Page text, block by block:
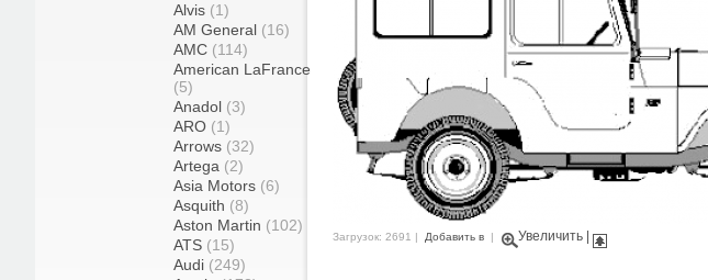
Alvis (1)
AM General (16)
AMC (114)
American LaFrance
(5)
Anadol (3)
ARO (1)
Arrows (32)
Artega (2)
Asia Motors (6)
Asquith (8)
Aston Martin (102)
ATS (15)
Audi (249)
Загрузок: 2691 | Добавить в | Увеличить